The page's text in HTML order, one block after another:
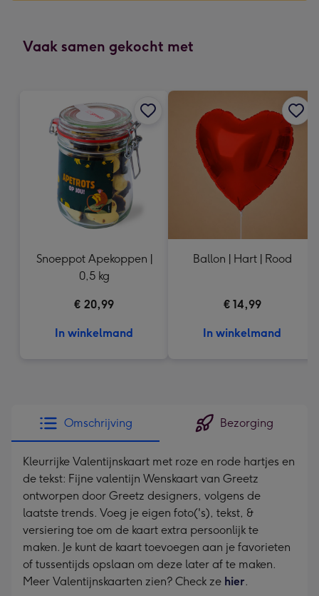
-
118
mm
Vaak samen gekocht met
Snoeppot Apekoppen |
0,5 kg
€ 20,99
In winkelmand
Ballon | Hart | Rood
€ 14,99
In winkelmand
Omschrijving Bezorging
Kleurrijke Valentijnskaart met roze en rode hartjes en
de tekst: Fijne valentijn Wenskaart van Greetz
ontworpen door Greetz designers, volgens de
laatste trends. Voeg je eigen foto('s), tekst, &
versiering toe om de kaart extra persoonlijk te
maken. Je kunt de kaart toevoegen aan je favorieten
of tussentijds opslaan om deze later af te maken.
Meer Valentijnskaarten zien? Check ze hier.